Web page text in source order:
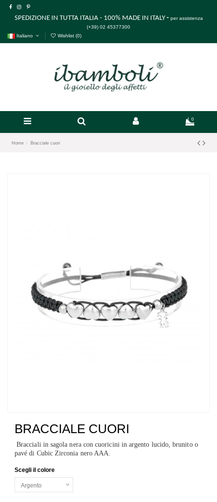
SPEDIZIONE IN TUTTA ITALIA - 100% MADE IN ITALY - per assistenza
(+39) 02 45377300
Italiano
Wishlist (0)
0
Home Bracciale cuori
BRACCIALE CUORI
Bracciali in sagola nera con cuoricini in argento lucido, brunito o
pavé di Cubic Zirconia nero AAA.
Scegli il colore